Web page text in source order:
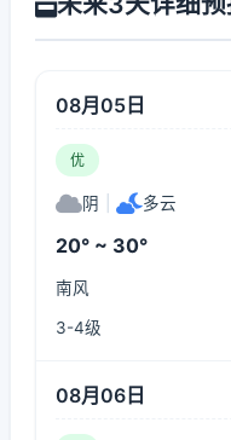
08月05日
优
阴 多云
20° ~ 30°
南风
3-4级
08月06日